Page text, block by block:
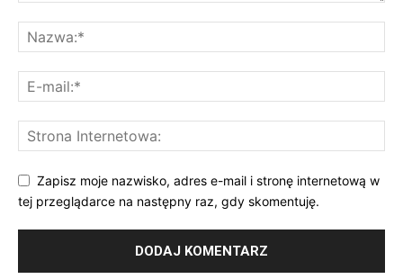
Zapisz moje nazwisko, adres e-mail i stronę internetową w
tej przeglądarce na następny raz, gdy skomentuję.